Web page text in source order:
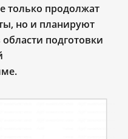
только продолжат
но и планируют
подготовки